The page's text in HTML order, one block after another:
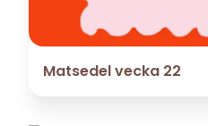
Matsedel vecka 22